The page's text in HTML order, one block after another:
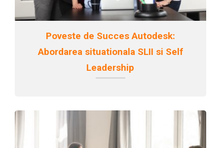
Poveste de Succes Autodesk:
Abordarea situationala SLII si Self
Leadership